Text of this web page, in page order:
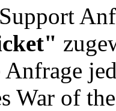
Anfrage
War of